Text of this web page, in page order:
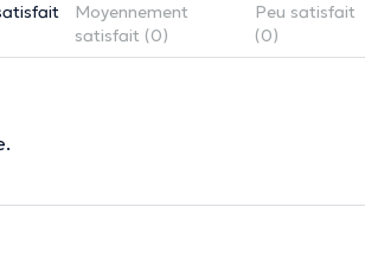
Moyennement
satisfait (0)
Peu satisfait
(0)